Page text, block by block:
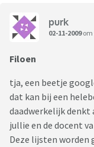
purk
02-11-2009om
Filoen
tja, een beetje
dat kan bij een
daadwerkelijk denkt
jullie en de docent
Deze lijsten worden